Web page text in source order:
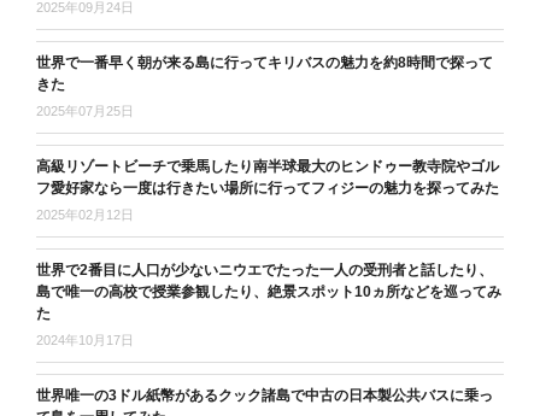
2025年09月24日
世界で一番早く朝が来る島に行ってキリバスの魅力を約8時間で探って
きた
2025年07月25日
高級リゾートビーチで乗馬したり南半球最大のヒンドゥー教寺院やゴル
フ愛好家なら一度は行きたい場所に行ってフィジーの魅力を探ってみた
2025年02月12日
世界で2番目に人口が少ないニウエでたった一人の受刑者と話したり、
島で唯一の高校で授業参観したり、絶景スポット10ヵ所などを巡ってみ
た
2024年10月17日
世界唯一の3ドル紙幣があるクック諸島で中古の日本製公共バスに乗っ